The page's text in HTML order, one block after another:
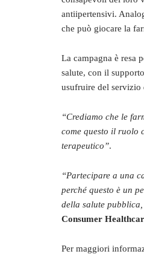
antiipertensivi.
che può giocare la
La campagna è resa
salute, con il
usufruire del servizio
“Crediamo che le
come questo il ruolo
terapeutico”.
“Partecipare a una
perché questo è un
della salute
Consumer
Per maggiori